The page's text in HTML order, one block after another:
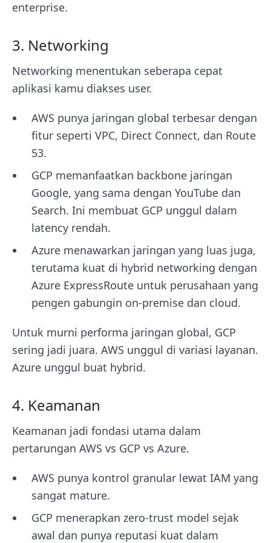
enterprise.
3. Networking
Networking menentukan seberapa cepat
aplikasi kamu diakses user.
AWS punya jaringan global terbesar dengan
fitur seperti VPC, Direct Connect, dan Route
53.
GCP memanfaatkan backbone jaringan
Google, yang sama dengan YouTube dan
Search. Ini membuat GCP unggul dalam
latency rendah.
Azure menawarkan jaringan yang luas juga,
terutama kuat di hybrid networking dengan
Azure ExpressRoute untuk perusahaan yang
pengen gabungin on-premise dan cloud.
Untuk murni performa jaringan global, GCP
sering jadi juara. AWS unggul di variasi layanan.
Azure unggul buat hybrid.
4. Keamanan
Keamanan jadi fondasi utama dalam
pertarungan AWS vs GCP vs Azure.
AWS punya kontrol granular lewat IAM yang
sangat mature.
GCP menerapkan zero-trust model sejak
awal dan punya reputasi kuat dalam